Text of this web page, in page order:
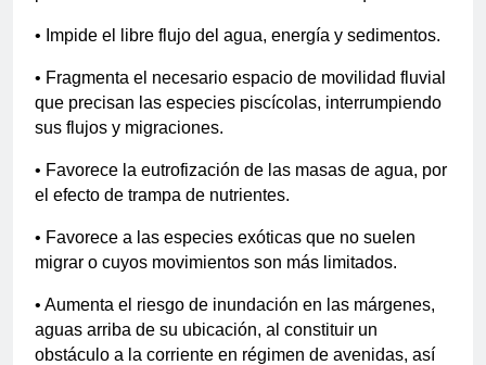
• Impide el libre flujo del agua, energía y sedimentos.
• Fragmenta el necesario espacio de movilidad fluvial
que precisan las especies piscícolas, interrumpiendo
sus flujos y migraciones.
• Favorece la eutrofización de las masas de agua, por
el efecto de trampa de nutrientes.
• Favorece a las especies exóticas que no suelen
migrar o cuyos movimientos son más limitados.
• Aumenta el riesgo de inundación en las márgenes,
aguas arriba de su ubicación, al constituir un
obstáculo a la corriente en régimen de avenidas, así